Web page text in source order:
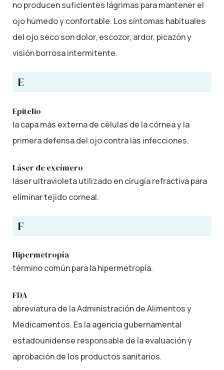
no producen suficientes lágrimas para mantener el
ojo húmedo y confortable. Los síntomas habituales
del ojo seco son dolor, escozor, ardor, picazón y
visión borrosa intermitente.
E
Epitelio
la capa más externa de células de la córnea y la
primera defensa del ojo contra las infecciones.
Láser de excímero
láser ultravioleta utilizado en cirugía refractiva para
eliminar tejido corneal.
F
Hipermetropía
término común para la hipermetropía.
FDA
abreviatura de la Administración de Alimentos y
Medicamentos. Es la agencia gubernamental
estadounidense responsable de la evaluación y
aprobación de los productos sanitarios.